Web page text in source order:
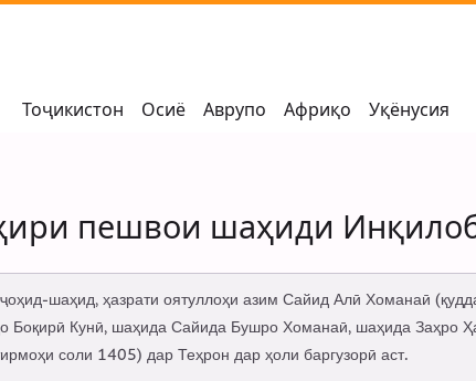
Тоҷикистон Осиё Аврупо Африқо Уқёнусия
пешвои шаҳиди
шаҳид, ҳазрати оятуллоҳи азим Сайид Алӣ Хоманаӣ
Боқирӣ Кунӣ, шаҳида Сайида Бушро Хоманаӣ, шаҳида Заҳро
соли 1405) дар Теҳрон дар ҳоли баргузорӣ аст.